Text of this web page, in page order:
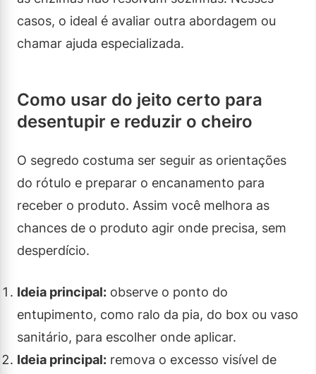
casos, o ideal é avaliar outra abordagem ou
chamar ajuda especializada.
Como usar do jeito certo para
desentupir e reduzir o cheiro
O segredo costuma ser seguir as orientações
do rótulo e preparar o encanamento para
receber o produto. Assim você melhora as
chances de o produto agir onde precisa, sem
desperdício.
Ideia principal: observe o ponto do
entupimento, como ralo da pia, do box ou vaso
sanitário, para escolher onde aplicar.
Ideia principal: remova o excesso visível de